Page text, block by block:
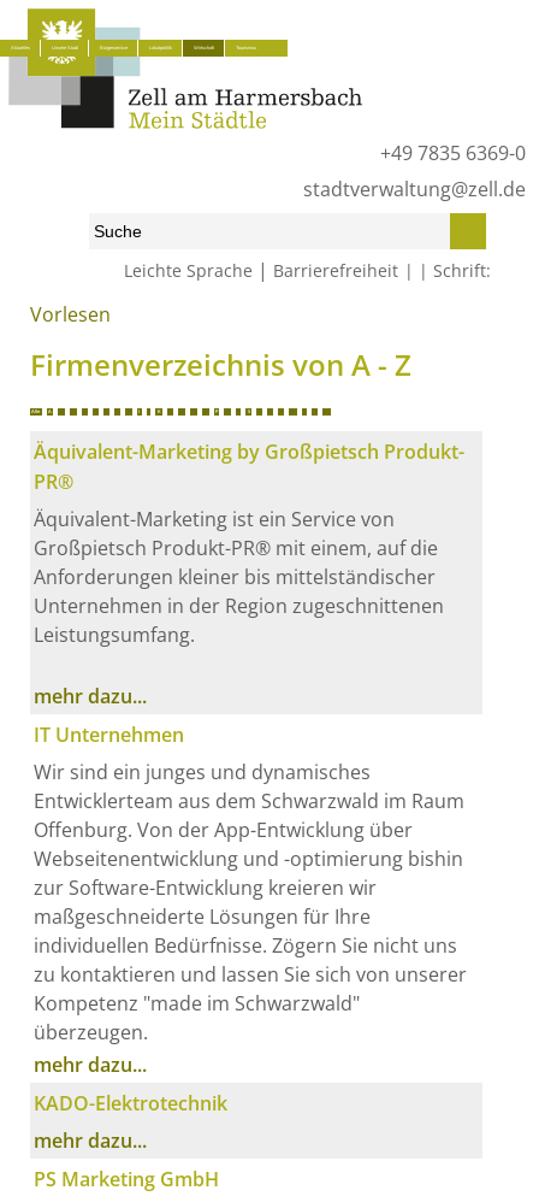
+49 7835 6369-0
stadtverwaltung@zell.de
Leichte Sprache | Barrierefreiheit Schrift:
Aktuelles Unsere Stadt Bürgerservice Lokalpolitik Wirtschaft Tourismus
Start» Wirtschaft» Firmenverzeichnis von A - Z
Vorlesen
Firmenverzeichnis von A - Z
Alle A C D F H K L M N O P Q S U V W Y Z
Äquivalent-Marketing by Großpietsch Produkt-
PR®
Äquivalent-Marketing ist ein Service von
Großpietsch Produkt-PR® mit einem, auf die
Anforderungen kleiner bis mittelständischer
Unternehmen in der Region zugeschnittenen
Leistungsumfang.
mehr dazu...
IT Unternehmen
Wir sind ein junges und dynamisches
Entwicklerteam aus dem Schwarzwald im Raum
Offenburg. Von der App-Entwicklung über
Webseitenentwicklung und -optimierung bishin
zur Software-Entwicklung kreieren wir
maßgeschneiderte Lösungen für Ihre
individuellen Bedürfnisse. Zögern Sie nicht uns
zu kontaktieren und lassen Sie sich von unserer
Kompetenz "made im Schwarzwald"
überzeugen.
mehr dazu...
KADO-Elektrotechnik
mehr dazu...
PS Marketing GmbH